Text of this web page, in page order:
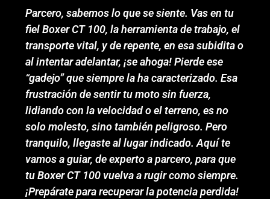
Parcero, sabemos lo que se siente. Vas en tu
fiel Boxer CT 100, la herramienta de trabajo, el
transporte vital, y de repente, en esa subidita o
al intentar adelantar, ¡se ahoga! Pierde ese
“gadejo” que siempre la ha caracterizado. Esa
frustración de sentir tu moto sin fuerza,
lidiando con la velocidad o el terreno, es no
solo molesto, sino también peligroso. Pero
tranquilo, llegaste al lugar indicado. Aquí te
vamos a guiar, de experto a parcero, para que
tu Boxer CT 100 vuelva a rugir como siempre.
¡Prepárate para recuperar la potencia perdida!